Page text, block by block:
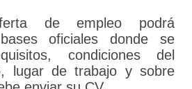
de empleo podrá
oficiales donde se
condiciones del
lugar de trabajo y sobre